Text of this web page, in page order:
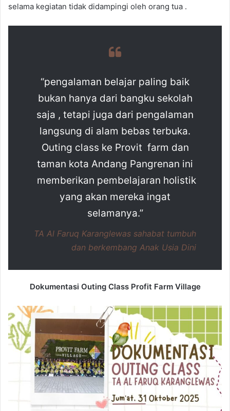
selama kegiatan tidak didampingi oleh orang tua .
“pengalaman belajar paling baik
bukan hanya dari bangku sekolah
saja , tetapi juga dari pengalaman
langsung di alam bebas terbuka.
Outing class ke Provit farm dan
taman kota Andang Pangrenan ini
memberikan pembelajaran holistik
yang akan mereka ingat
selamanya.”
TA Al Faruq Karanglewas sahabat tumbuh
dan berkembang Anak Usia Dini
Dokumentasi Outing Class Profit Farm Village